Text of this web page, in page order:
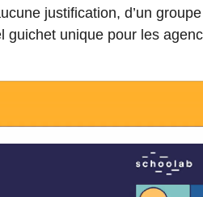
justification, d’un
guichet unique pour les